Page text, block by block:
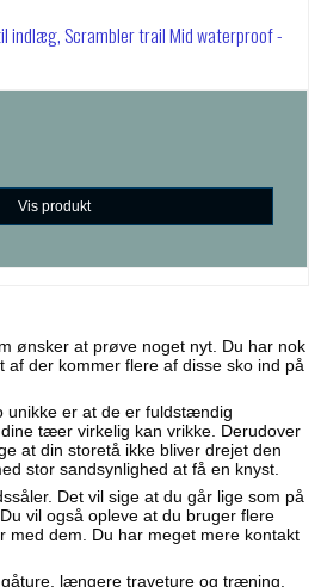
indlæg, Scrambler trail Mid waterproof -
Vis produkt
ønsker at prøve noget nyt. Du har nok
der kommer flere af disse sko ind på
unikke er at de er fuldstændig
tæer virkelig kan vrikke. Derudover
at din storetå ikke bliver drejet den
stor sandsynlighed at få en knyst.
Det vil sige at du går lige som på
vil også opleve at du bruger flere
med dem. Du har meget mere kontakt
længere traveture og træning.